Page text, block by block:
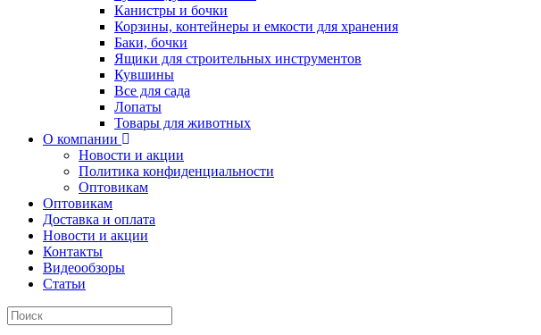
Канистры и бочки
Корзины, контейнеры и емкости для хранения
Баки, бочки
Ящики для строительных инструментов
Кувшины
Все для сада
Лопаты
Товары для животных
О компании
Новости и акции
Политика конфиденциальности
Оптовикам
Оптовикам
Доставка и оплата
Новости и акции
Контакты
Видеообзоры
Статьи